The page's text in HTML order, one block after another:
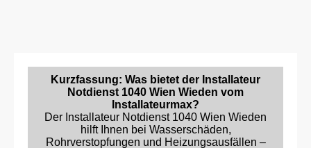
Kurzfassung: Was bietet der Installateur
Notdienst 1040 Wien Wieden vom
Installateurmax?
Der Installateur Notdienst 1040 Wien Wieden
hilft Ihnen bei Wasserschäden,
Rohrverstopfungen und Heizungsausfällen –